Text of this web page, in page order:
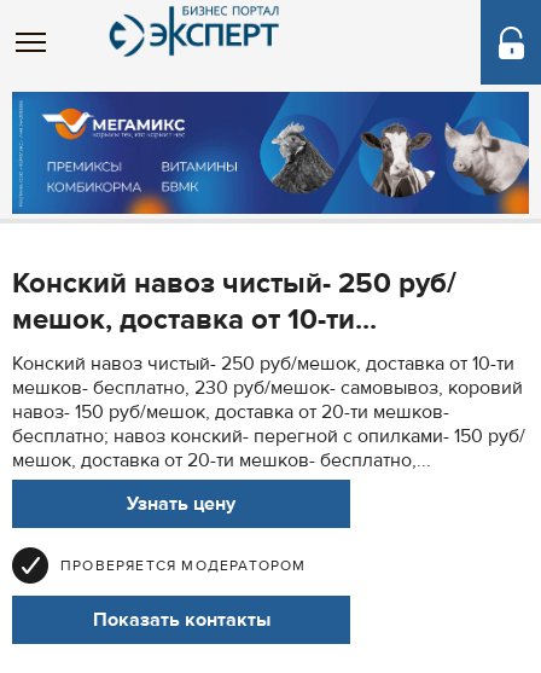
Конский навоз чистый- 250 руб/
мешок, доставка от 10-ти...
Конский навоз чистый- 250 руб/мешок, доставка от 10-ти
мешков- бесплатно, 230 руб/мешок- самовывоз, коровий
навоз- 150 руб/мешок, доставка от 20-ти мешков-
бесплатно; навоз конский- перегной с опилками- 150 руб/
мешок, доставка от 20-ти мешков- бесплатно,...
Узнать цену
ПРОВЕРЯЕТСЯ МОДЕРАТОРОМ
Показать контакты